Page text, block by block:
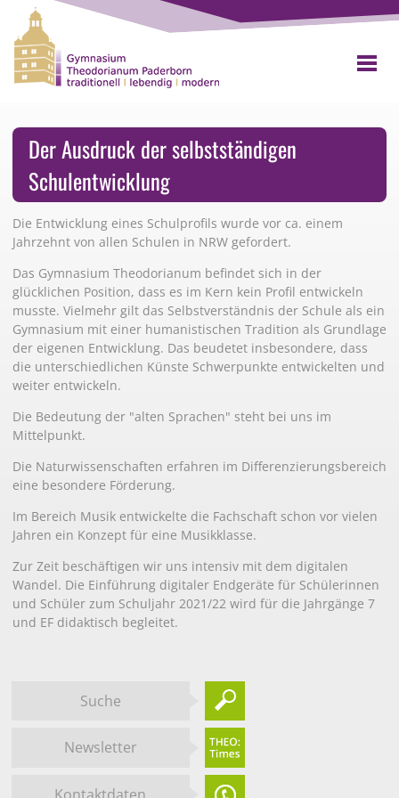
Der Ausdruck der selbstständigen
Schulentwicklung
Die Entwicklung eines Schulprofils wurde vor ca. einem
Jahrzehnt von allen Schulen in NRW gefordert.
Das Gymnasium Theodorianum befindet sich in der
glücklichen Position, dass es im Kern kein Profil entwickeln
musste. Vielmehr gilt das Selbstverständnis der Schule als ein
Gymnasium mit einer humanistischen Tradition als Grundlage
der eigenen Entwicklung. Das beudetet insbesondere, dass
die unterschiedlichen Künste Schwerpunkte entwickelten und
weiter entwickeln.
Die Bedeutung der "alten Sprachen" steht bei uns im
Mittelpunkt.
Die Naturwissenschaften erfahren im Differenzierungsbereich
eine besondere Förderung.
Im Bereich Musik entwickelte die Fachschaft schon vor vielen
Jahren ein Konzept für eine Musikklasse.
Zur Zeit beschäftigen wir uns intensiv mit dem digitalen
Wandel. Die Einführung digitaler Endgeräte für Schülerinnen
und Schüler zum Schuljahr 2021/22 wird für die Jahrgänge 7
und EF didaktisch begleitet.
Suche
Newsletter